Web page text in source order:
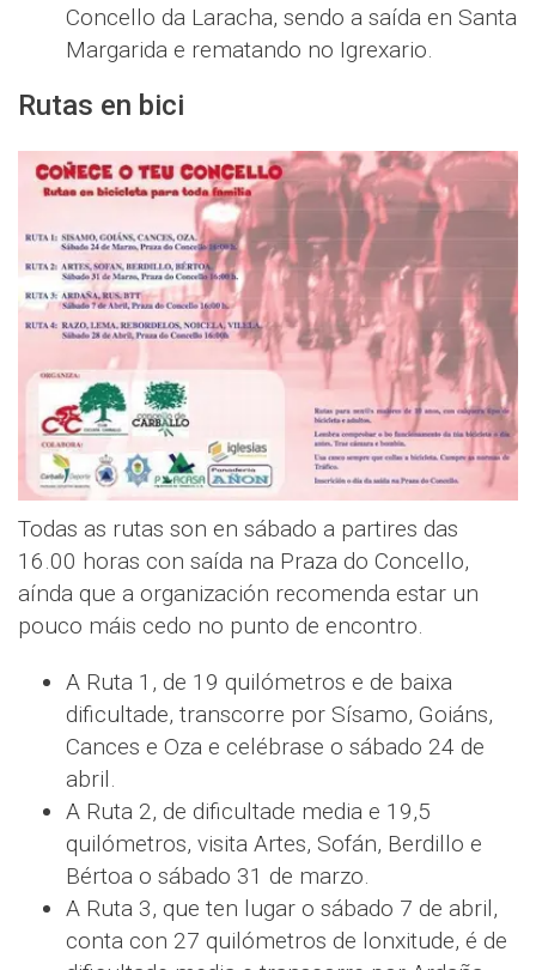
Concello da Laracha, sendo a saída en Santa
Margarida e rematando no Igrexario.
Rutas en bici
Todas as rutas son en sábado a partires das
16.00 horas con saída na Praza do Concello,
aínda que a organización recomenda estar un
pouco máis cedo no punto de encontro.
A Ruta 1, de 19 quilómetros e de baixa
dificultade, transcorre por Sísamo, Goiáns,
Cances e Oza e celébrase o sábado 24 de
abril.
A Ruta 2, de dificultade media e 19,5
quilómetros, visita Artes, Sofán, Berdillo e
Bértoa o sábado 31 de marzo.
A Ruta 3, que ten lugar o sábado 7 de abril,
conta con 27 quilómetros de lonxitude, é de